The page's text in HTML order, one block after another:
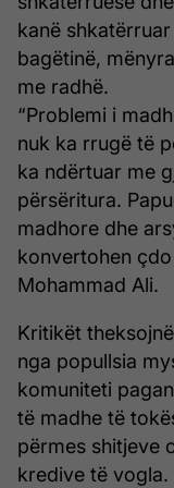
kanë
bagëtinë,
me radhë.
“Problemi i
nuk ka rrugë të
ka ndërtuar me
përsëritura.
madhore dhe
konvertohen
Mohammad Ali.
Kritikët
nga popullsia
komuniteti
të madhe të
përmes shitjeve
kredive të vogla.